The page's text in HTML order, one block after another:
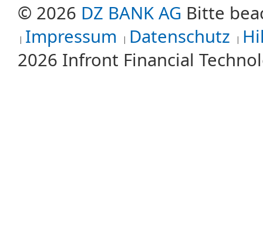
© 2026 DZ BANK AG Bitte
Impressum
Datenschutz
2026 Infront Financial